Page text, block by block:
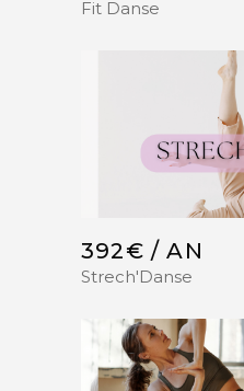
Fit Danse
392€ / AN
Strech'Danse